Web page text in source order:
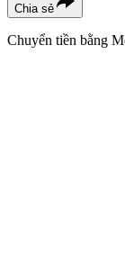
Chia sẻ
Chuyển tiền bằng